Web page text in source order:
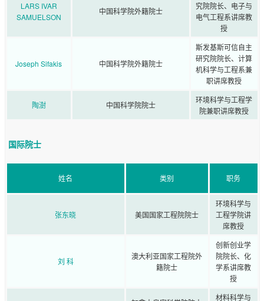
LARS IVAR
SAMUELSON
中国科学院外籍院士
究院院长、电子与
电气工程系讲席教
授
Joseph Sifakis 中国科学院外籍院士
斯发基斯可信自主
研究院院长、计算
机科学与工程系兼
职讲席教授
陶澍 中国科学院院士
环境科学与工程学
院兼职讲席教授
国际院士
姓名 类别 职务
张东晓 美国国家工程院院士
环境科学与
工程学院讲
席教授
刘 科
澳大利亚国家工程院外
籍院士
创新创业学
院院长、化
学系讲席教
授
材料科学与